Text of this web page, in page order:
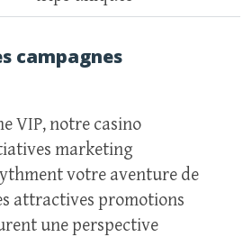
campagnes
VIP, notre casino
marketing
votre aventure de
attractives promotions
une perspective